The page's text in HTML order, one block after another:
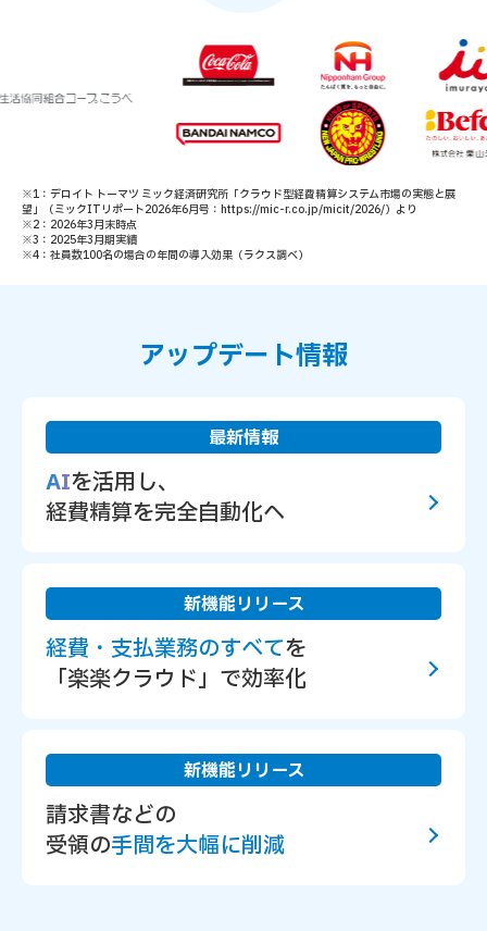
※1：デロイト トーマツ ミック経済研究所「クラウド型経費精算システム市場の実態と展
望」（ミックITリポート2026年6月号：https://mic-r.co.jp/micit/2026/）より
※2：2026年3月末時点
※3：2025年3月期実績
※4：社員数100名の場合の年間の導入効果（ラクス調べ）
アップデート情報
最新情報
AIを活用し、
経費精算を完全自動化へ
新機能リリース
経費・支払業務のすべてを
「楽楽クラウド」で効率化
新機能リリース
請求書などの
受領の手間を大幅に削減